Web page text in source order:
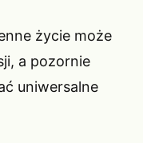
życie może
a pozornie
uniwersalne